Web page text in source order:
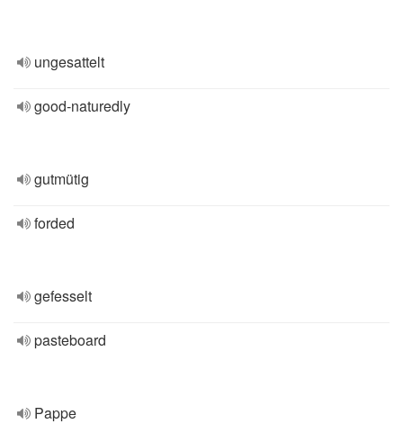
ungesattelt
good-naturedly
gutmütig
forded
gefesselt
pasteboard
Pappe